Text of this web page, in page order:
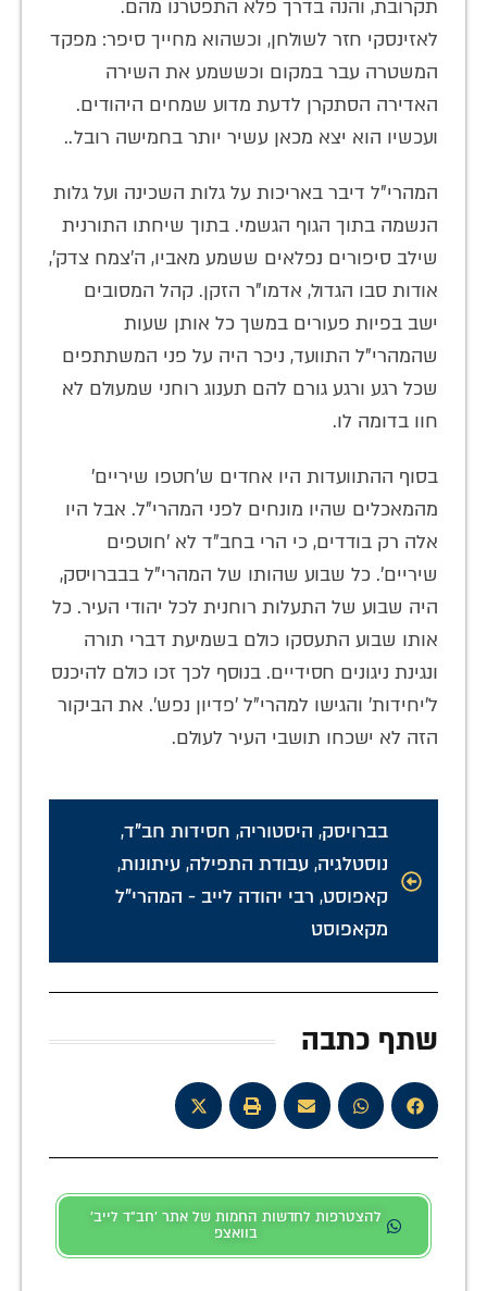
תקרובת, והנה בדרך פלא התפטרנו מהם.
לאזינסקי חזר לשולחן, וכשהוא מחייך סיפר: מפקד
המשטרה עבר במקום וכששמע את השירה
האדירה הסתקרן לדעת מדוע שמחים היהודים.
ועכשיו הוא יצא מכאן עשיר יותר בחמישה רובל..
המהרי"ל דיבר באריכות על גלות השכינה ועל גלות
הנשמה בתוך הגוף הגשמי. בתוך שיחתו התורנית
שילב סיפורים נפלאים ששמע מאביו, ה'צמח צדק',
אודות סבו הגדול, אדמו"ר הזקן. קהל המסובים
ישב בפיות פעורים במשך כל אותן שעות
שהמהרי"ל התוועד, ניכר היה על פני המשתתפים
שכל רגע ורגע גורם להם תענוג רוחני שמעולם לא
חוו בדומה לו.
בסוף ההתוועדות היו אחדים ש'חטפו שיריים'
מהמאכלים שהיו מונחים לפני המהרי"ל. אבל היו
אלה רק בודדים, כי הרי בחב"ד לא 'חוטפים
שיריים'. כל שבוע שהותו של המהרי"ל בבברויסק,
היה שבוע של התעלות רוחנית לכל יהודי העיר. כל
אותו שבוע התעסקו כולם בשמיעת דברי תורה
ונגינת ניגונים חסידיים. בנוסף לכך זכו כולם להיכנס
ל'יחידות' והגישו למהרי"ל 'פדיון נפש'. את הביקור
הזה לא ישכחו תושבי העיר לעולם.
בברויסק, היסטוריה, חסידות חב"ד,
נוסטלגיה, עבודת התפילה, עיתונות,
קאפוסט, רבי יהודה לייב - המהרי"ל
מקאפוסט
שתף כתבה
להצטרפות לחדשות החמות של אתר 'חב"ד לייב'
בוואצפ